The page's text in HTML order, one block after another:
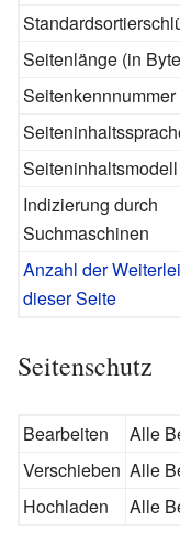
Seitenlänge (in
Seitenkennnummer
Seiteninhaltsmodell
Indizierung durch
Suchmaschinen
Anzahl der
dieser Seite
Seitenschutz
Bearbeiten
Alle
Verschieben Alle
Hochladen
Alle